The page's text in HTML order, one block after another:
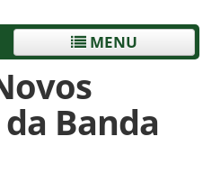
MENU
Banda